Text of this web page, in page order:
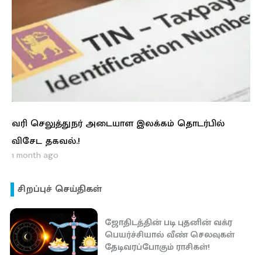
வரி செலுத்துநர் அடையாள இலக்கம் தொடர்பில்
விசேட தகவல்.!
1 month ago
சிறப்புச் செய்திகள்
ஜோதிடத்தின் படி புதனின் வக்ர
பெயர்ச்சியால் வீண் செலவுகள்
தேடிவரப்போகும் ராசிகள்!